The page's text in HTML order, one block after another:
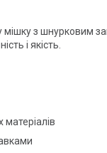
з шнурковим
і якість.